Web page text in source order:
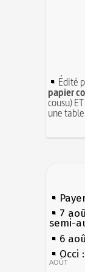
Édité
papier
cousu)
une
7
semi-
6
Occi
AOÛT